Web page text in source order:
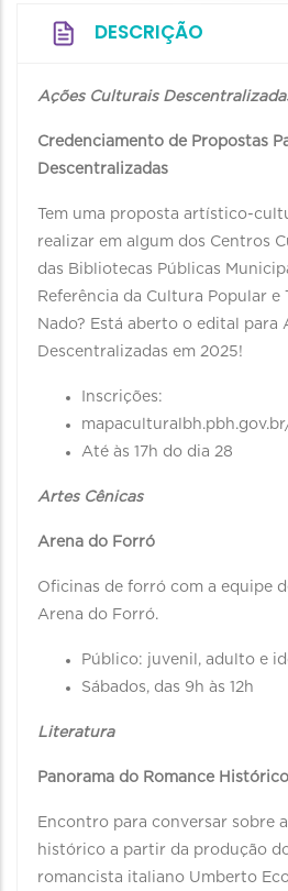
DESCRIÇÃO
Ações Culturais
Credenciamento de Propostas
Descentralizadas
Tem uma proposta artístico-
realizar em algum dos Centros
das Bibliotecas Públicas
Referência da Cultura Popular
Nado? Está aberto o edital para
Descentralizadas em 2025!
Inscrições:
Até às 17h do dia 28
Artes Cênicas
Arena do Forró
Oficinas de forró com a equipe
Arena do Forró.
Público: juvenil, adulto e
Sábados, das 9h às 12h
Literatura
Panorama do Romance
Encontro para conversar sobre
histórico a partir da produção
romancista italiano Umberto